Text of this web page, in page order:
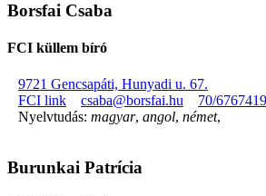
Borsfai Csaba
FCI küllem bíró
9721 Gencsapáti, Hunyadi u. 67.
FCI link
csaba@borsfai.hu
70/6767419
Nyelvtudás: magyar, angol, német,
Burunkai Patrícia